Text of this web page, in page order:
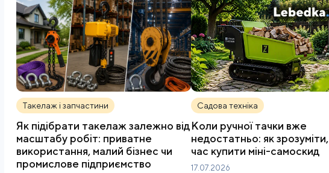
Такелаж і запчастини
Як підібрати такелаж залежно від
масштабу робіт: приватне
використання, малий бізнес чи
промислове підприємство
Садова техніка
Коли ручної тачки вже
недостатньо: як
час купити міні-самоскид
17.07.2026